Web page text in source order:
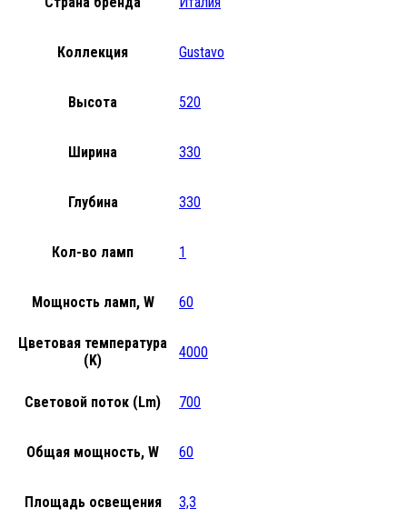
Коллекция Gustavo
Высота 520
Ширина 330
Глубина 330
Кол-во ламп 1
Мощность ламп, W 60
Цветовая температура
(K)
4000
Световой поток (Lm) 700
Общая мощность, W 60
Площадь освещения 3,3